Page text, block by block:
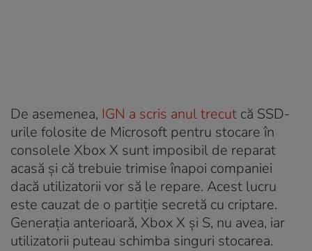
De asemenea, IGN a scris anul trecut că SSD-
urile folosite de Microsoft pentru stocare în
consolele Xbox X sunt imposibil de reparat
acasă și că trebuie trimise înapoi companiei
dacă utilizatorii vor să le repare. Acest lucru
este cauzat de o partiție secretă cu criptare.
Generația anterioară, Xbox X și S, nu avea, iar
utilizatorii puteau schimba singuri stocarea.